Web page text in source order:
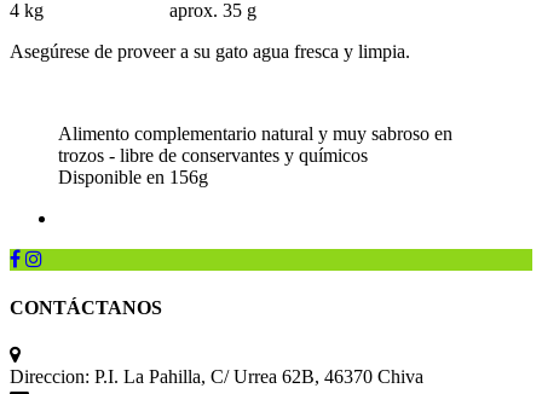
4 kg aprox. 35 g
Asegúrese de proveer a su gato agua fresca y limpia.
Alimento complementario natural y muy sabroso en
trozos - libre de conservantes y químicos
Disponible en 156g
CONTÁCTANOS
Direccion: P.I. La Pahilla, C/ Urrea 62B, 46370 Chiva